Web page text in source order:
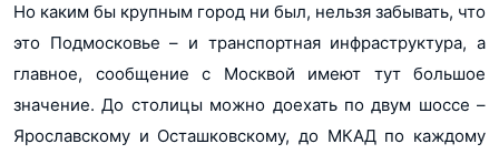
Но каким бы крупным город ни был, нельзя забывать, что
это Подмосковье – и транспортная инфраструктура, а
главное, сообщение с Москвой имеют тут большое
значение. До столицы можно доехать по двум шоссе –
Ярославскому и Осташковскому, до МКАД по каждому